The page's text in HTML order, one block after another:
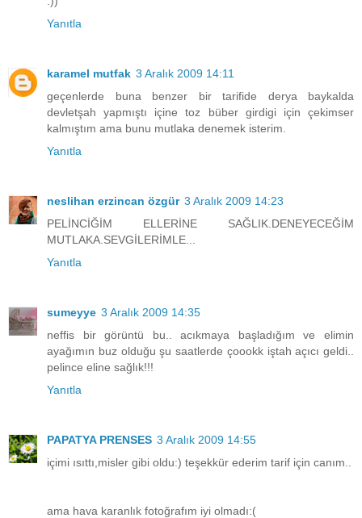
Yanıtla
karamel mutfak 3 Aralık 2009 14:11
geçenlerde buna benzer bir tarifide derya baykalda
devletşah yapmıştı içine toz büber girdigi için çekimser
kalmıştım ama bunu mutlaka denemek isterim.
Yanıtla
neslihan erzincan özgür 3 Aralık 2009 14:23
PELİNCİĞİM ELLERİNE SAĞLIK.DENEYECEĞİM
MUTLAKA.SEVGİLERİMLE...
Yanıtla
sumeyye 3 Aralık 2009 14:35
neffis bir görüntü bu.. acıkmaya başladığım ve elimin
ayağımın buz olduğu şu saatlerde çoookk iştah açıcı geldi..
pelince eline sağlık!!!
Yanıtla
PAPATYA PRENSES 3 Aralık 2009 14:55
içimi ısıttı,misler gibi oldu:) teşekkür ederim tarif için canım..
ama hava karanlık fotoğrafım iyi olmadı:(